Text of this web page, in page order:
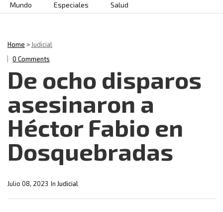
Mundo
Especiales Salud
Home >Judicial
0 Comments
De ocho disparos
asesinaron a
Héctor Fabio en
Dosquebradas
In Judicial
Julio 08, 2023